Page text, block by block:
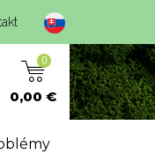
0
0,00 €